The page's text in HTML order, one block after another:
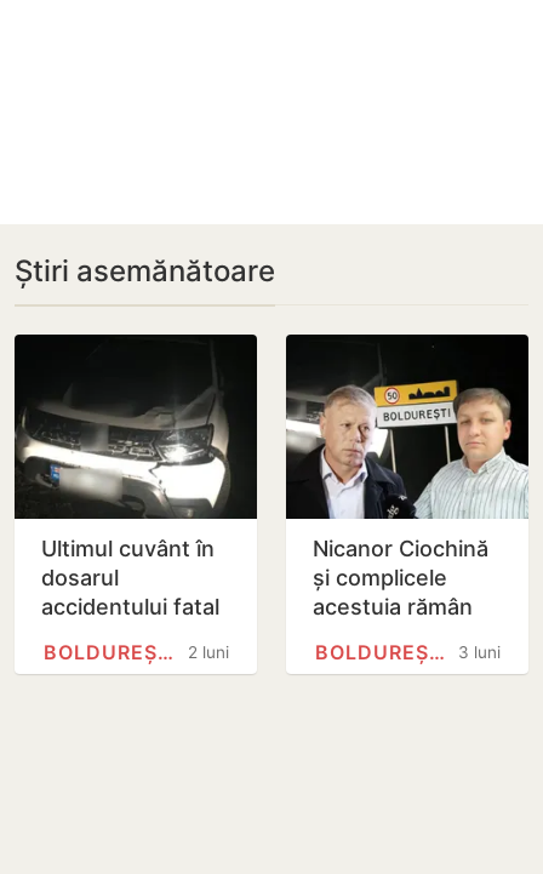
Știri asemănătoare
Ultimul cuvânt în
dosarul
accidentului fatal
Curtea de Apel va
2 luni
BOLDUREȘTI, NISPORENI
Nicanor Ciochină
și complicele
acestuia rămân
3 luni
BOLDUREȘTI, NISPORENI